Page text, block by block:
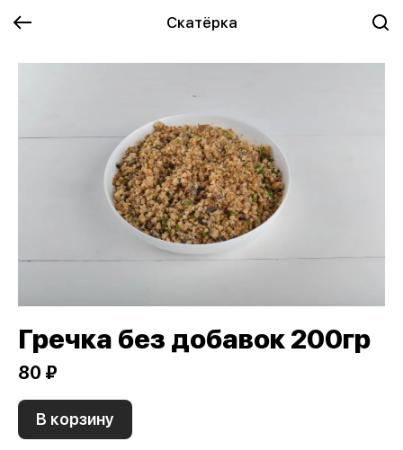
Скатёрка
Гречка без добавок 200гр
80 ₽
В корзину